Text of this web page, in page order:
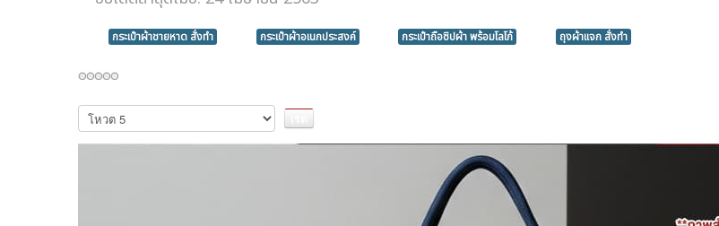
กระเป๋าผ้าชายหาด สั่งทำ กระเป๋าผ้าอเนกประสงค์ กระเป๋าถือซิปผ้า พร้อมโลโก้ ถุงผ้าแจก สั่งทำ
กรุณา
ให้
คะแนน